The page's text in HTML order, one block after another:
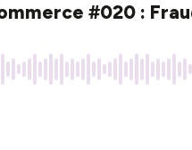
#020 :